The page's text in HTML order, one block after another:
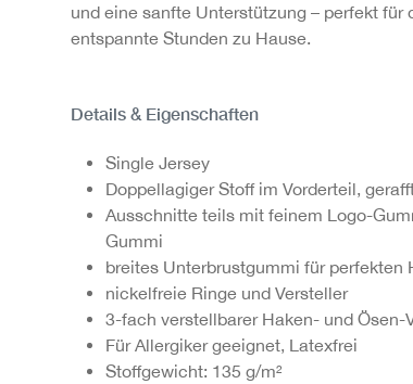
und eine sanfte Unterstützung – perfekt für
entspannte Stunden zu Hause.
Details & Eigenschaften
Single Jersey
Doppellagiger Stoff im Vorderteil,
Ausschnitte teils mit feinem Logo-
Gummi
breites Unterbrustgummi für perfekten
nickelfreie Ringe und Versteller
3-fach verstellbarer Haken- und Ösen-
Für Allergiker geeignet, Latexfrei
Stoffgewicht: 135 g/m²